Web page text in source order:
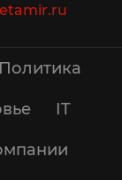
Политика
IT